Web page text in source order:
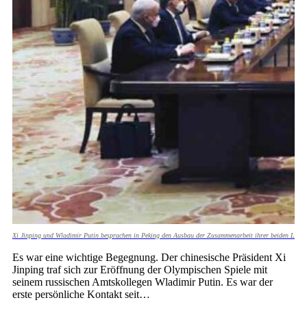
Xi Jinping und Wladimir Putin besprachen in Peking den Ausbau der Zusammenarbeit ihrer beiden
Es war eine wichtige Begegnung. Der chinesische Präsident Xi
Jinping traf sich zur Eröffnung der Olympischen Spiele mit
seinem russischen Amtskollegen Wladimir Putin. Es war der
erste persönliche Kontakt seit…